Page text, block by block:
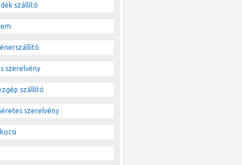
szállító
szerelvény
szállító
szerelvény